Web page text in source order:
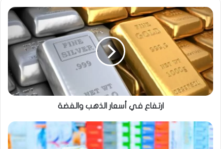
ارتفاع في أسعار الذهب والفضة